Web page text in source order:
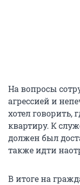
На вопросы
агрессией и
хотел говорить,
квартиру. К
должен был
также идти
В итоге на